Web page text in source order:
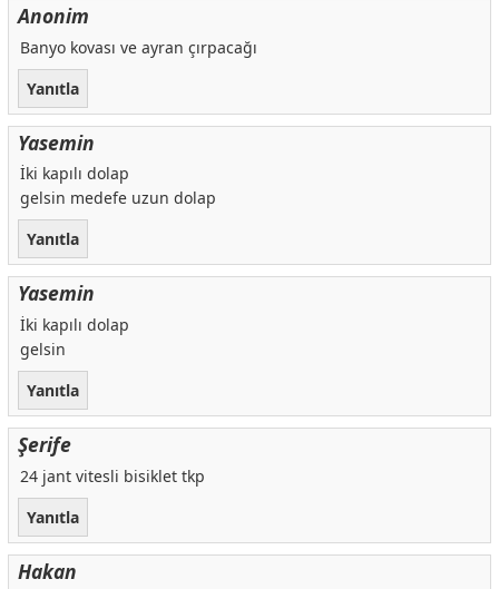
Anonim
Banyo kovası ve ayran çırpacağı
Yanıtla
Yasemin
İki kapılı dolap
gelsin medefe uzun dolap
Yanıtla
Yasemin
İki kapılı dolap
gelsin
Yanıtla
Şerife
24 jant vitesli bisiklet tkp
Yanıtla
Hakan